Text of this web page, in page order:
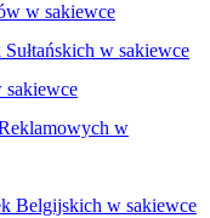
w sakiewce
w sakiewce
sakiewce
w
Belgijskich w sakiewce